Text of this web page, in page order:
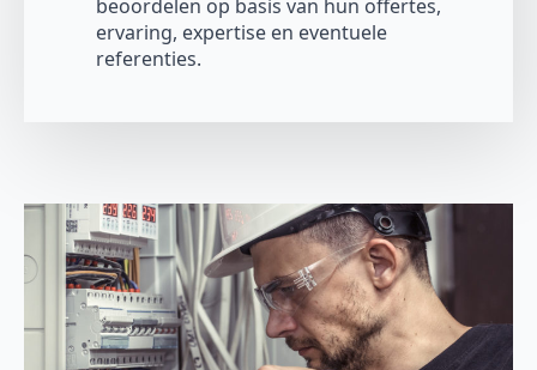
beoordelen op basis van hun offertes,
ervaring, expertise en eventuele
referenties.